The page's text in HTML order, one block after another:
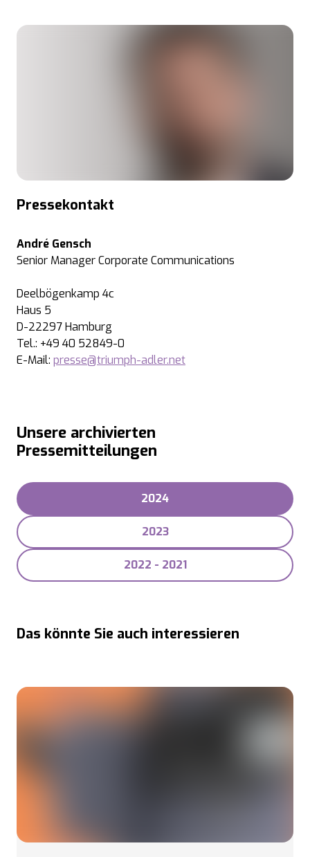
Pressekontakt
André Gensch
Senior Manager Corporate Communications
Deelbögenkamp 4c
Haus 5
D-22297 Hamburg
Tel.: +49 40 52849-0
E-Mail: presse@triumph-adler.net
Unsere archivierten
Pressemitteilungen
2024
2023
2022 - 2021
Das könnte Sie auch interessieren